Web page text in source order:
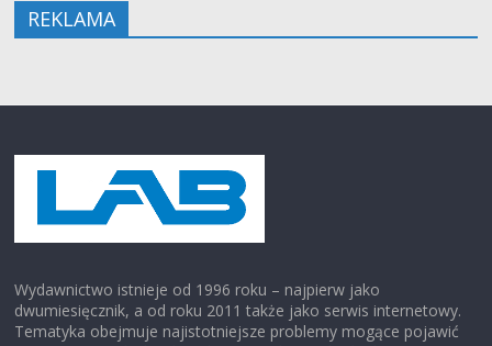
REKLAMA
Wydawnictwo istnieje od 1996 roku – najpierw jako
dwumiesięcznik, a od roku 2011 także jako serwis internetowy.
Tematyka obejmuje najistotniejsze problemy mogące pojawić